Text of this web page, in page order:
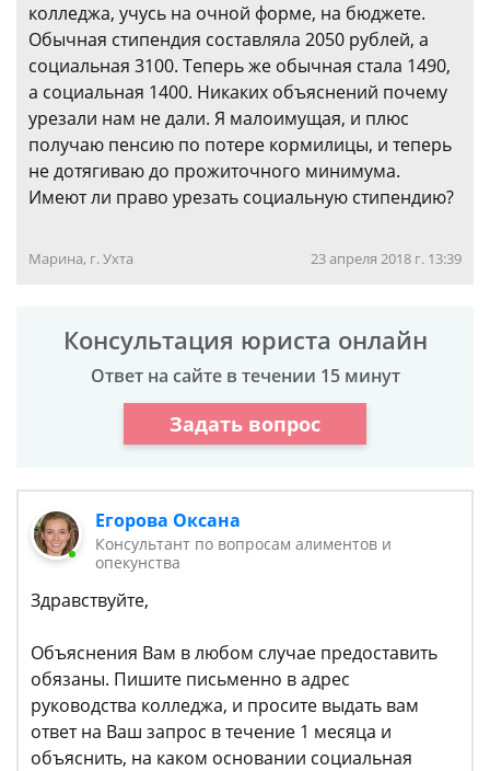
колледжа, учусь на очной форме, на бюджете.
Обычная стипендия составляла 2050 рублей, а
социальная 3100. Теперь же обычная стала 1490,
а социальная 1400. Никаких объяснений почему
урезали нам не дали. Я малоимущая, и плюс
получаю пенсию по потере кормилицы, и теперь
не дотягиваю до прожиточного минимума.
Имеют ли право урезать социальную стипендию?
Марина, г. Ухта 23 апреля 2018 г. 13:39
Консультация юриста онлайн
Ответ на сайте в течении 15 минут
Задать вопрос
Егорова Оксана
Консультант по вопросам алиментов и
опекунства
Здравствуйте,
Объяснения Вам в любом случае предоставить
обязаны. Пишите письменно в адрес
руководства колледжа, и просите выдать вам
ответ на Ваш запрос в течение 1 месяца и
объяснить, на каком основании социальная